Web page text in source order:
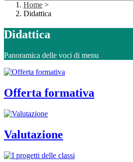
Home >
Didattica
Didattica
Panoramica delle voci di menu
Offerta formativa
Valutazione